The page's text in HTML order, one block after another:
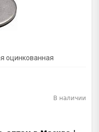
оцинкованная
В наличии